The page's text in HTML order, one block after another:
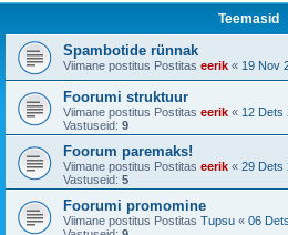
Teemasid
Spambotide rünnak
Viimane postitus Postitas eerik « 19 Nov
Foorumi struktuur
Viimane postitus Postitas eerik « 12 Dets
Vastuseid: 9
Foorum paremaks!
Viimane postitus Postitas eerik « 29 Dets
Vastuseid: 5
Foorumi promomine
Viimane postitus Postitas Tupsu « 06